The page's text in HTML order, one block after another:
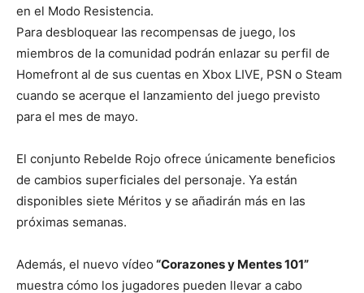
en el Modo Resistencia.
Para desbloquear las recompensas de juego, los
miembros de la comunidad podrán enlazar su perfil de
Homefront al de sus cuentas en Xbox LIVE, PSN o Steam
cuando se acerque el lanzamiento del juego previsto
para el mes de mayo.
El conjunto Rebelde Rojo ofrece únicamente beneficios
de cambios superficiales del personaje. Ya están
disponibles siete Méritos y se añadirán más en las
próximas semanas.
Además, el nuevo vídeo “Corazones y Mentes 101”
muestra cómo los jugadores pueden llevar a cabo